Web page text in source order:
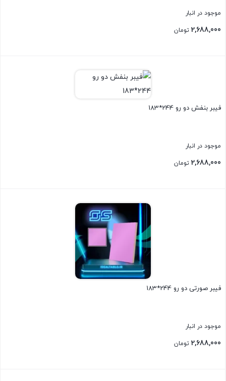
موجود در انبار
2,688,000 تومان
فیبر بنفش دو رو 244*183
موجود در انبار
2,688,000 تومان
فیبر صورتی دو رو 244*183
موجود در انبار
2,688,000 تومان